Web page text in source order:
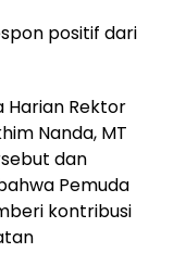
positif dari
Harian Rektor
Nanda, MT
dan
Pemuda
kontribusi